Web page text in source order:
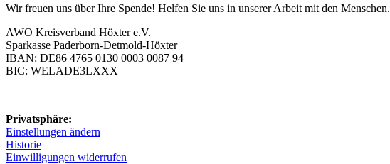
Wir freuen uns über Ihre Spende! Helfen Sie uns in unserer Arbeit mit den Menschen.
AWO Kreisverband Höxter e.V.
Sparkasse Paderborn-Detmold-Höxter
IBAN: DE86 4765 0130 0003 0087 94
BIC: WELADE3LXXX
Privatsphäre:
Einstellungen ändern
Historie
Einwilligungen widerrufen